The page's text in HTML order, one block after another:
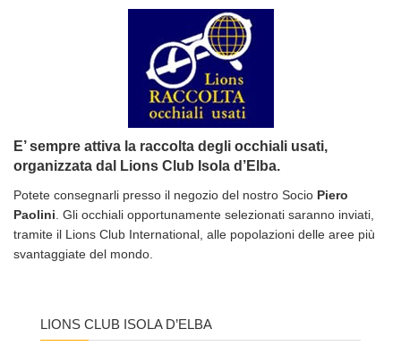
E’ sempre attiva la raccolta degli occhiali usati,
organizzata dal Lions Club Isola d’Elba.
Potete consegnarli presso il negozio del nostro Socio Piero
Paolini . Gli occhiali opportunamente selezionati saranno inviati,
tramite il Lions Club International, alle popolazioni delle aree più
svantaggiate del mondo.
LIONS CLUB ISOLA D’ELBA